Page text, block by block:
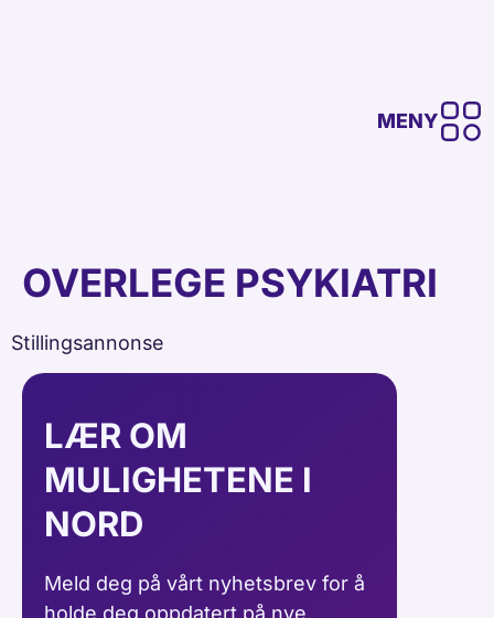
MENY
OVERLEGE PSYKIATRI
Stillingsannonse
LÆR OM
MULIGHETENE I
NORD
Meld deg på vårt nyhetsbrev for å